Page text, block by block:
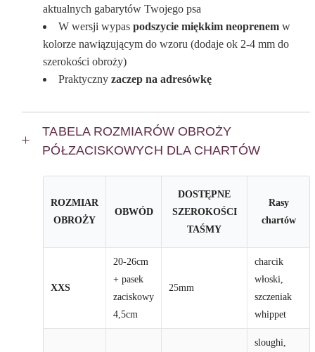
aktualnych gabarytów Twojego psa
W wersji wypaspodszycie miękkim neoprenem w
kolorze nawiązującym do wzoru (dodaje ok 2-4 mm do
szerokości obroży)
Praktyczny zaczep na adresówkę
TABELA ROZMIARÓW OBROŻY
PÓŁZACISKOWYCH DLA CHARTÓW
ROZMIAR
OBROŻY
OBWÓD
DOSTĘPNE
SZEROKOŚCI
TAŚMY
Rasy
chartów
XXS
20-26cm
+ pasek
zaciskowy
4,5cm
25mm
charcik
włoski,
szczeniak
whippet
sloughi,